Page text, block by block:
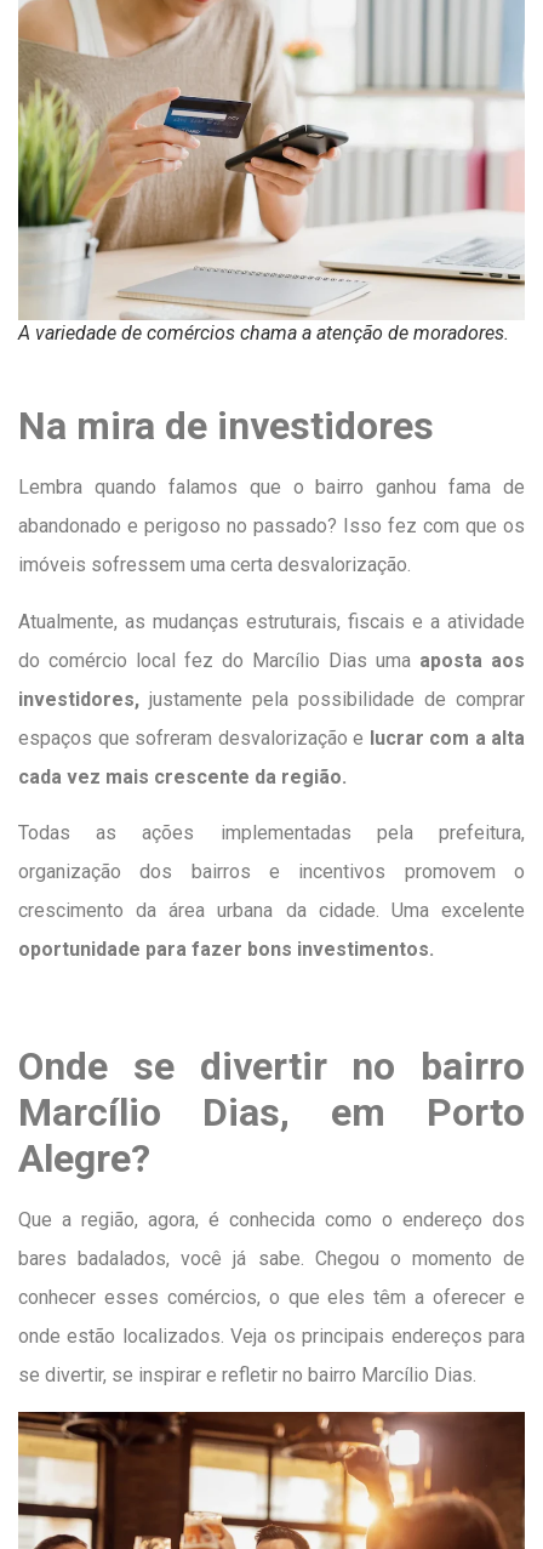
A variedade de comércios chama a atenção de moradores.
Na mira de investidores
Lembra quando falamos que o bairro ganhou fama de
abandonado e perigoso no passado? Isso fez com que os
imóveis sofressem uma certa desvalorização.
Atualmente, as mudanças estruturais, fiscais e a atividade
do comércio local fez do Marcílio Dias uma aposta aos
investidores, justamente pela possibilidade de comprar
espaços que sofreram desvalorização e lucrar com a alta
cada vez mais crescente da região.
Todas as ações implementadas pela prefeitura,
organização dos bairros e incentivos promovem o
crescimento da área urbana da cidade. Uma excelente
oportunidade para fazer bons investimentos.
Onde se divertir no bairro
Marcílio Dias, em Porto
Alegre?
Que a região, agora, é conhecida como o endereço dos
bares badalados, você já sabe. Chegou o momento de
conhecer esses comércios, o que eles têm a oferecer e
onde estão localizados. Veja os principais endereços para
se divertir, se inspirar e refletir no bairro Marcílio Dias.